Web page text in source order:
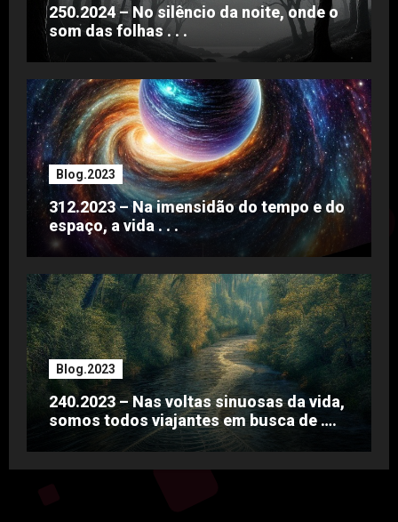
250.2024 – No silêncio da noite, onde o
som das folhas . . .
Blog.2023
312.2023 – Na imensidão do tempo e do
espaço, a vida . . .
Blog.2023
240.2023 – Nas voltas sinuosas da vida,
somos todos viajantes em busca de ….